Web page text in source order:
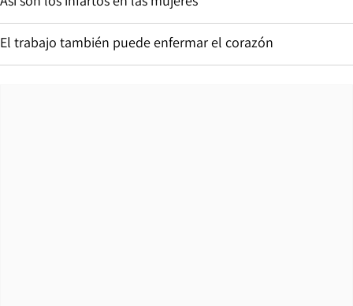
El trabajo también puede enfermar el corazón